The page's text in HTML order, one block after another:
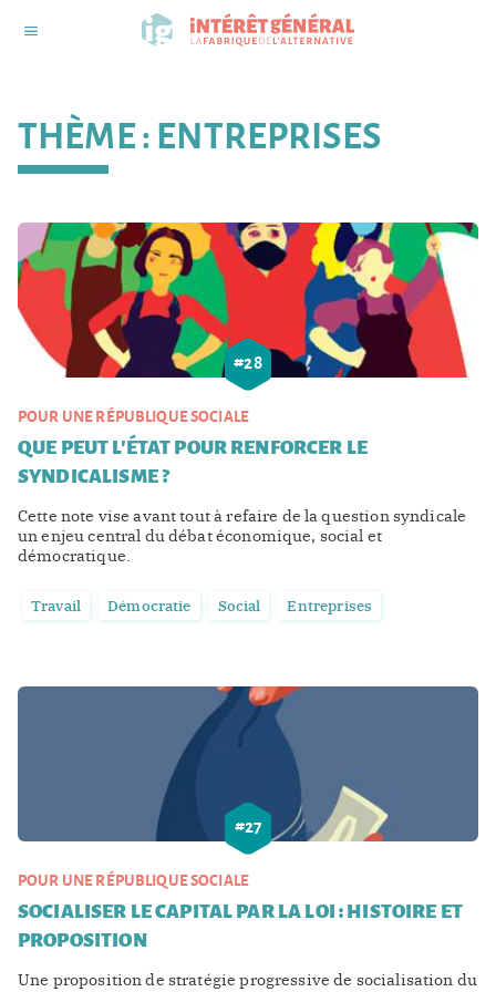
THÈME :ENTREPRISES
#28
POUR UNE RÉPUBLIQUE SOCIALE
QUE PEUT L'ÉTAT POUR RENFORCER LE
SYNDICALISME ?
Cette note vise avant tout à refaire de la question syndicale
un enjeu central du débat économique, social et
démocratique.
Travail Démocratie Social Entreprises
#27
POUR UNE RÉPUBLIQUE SOCIALE
SOCIALISER LE CAPITAL PAR LA LOI : HISTOIRE ET
PROPOSITION
Une proposition de stratégie progressive de socialisation du